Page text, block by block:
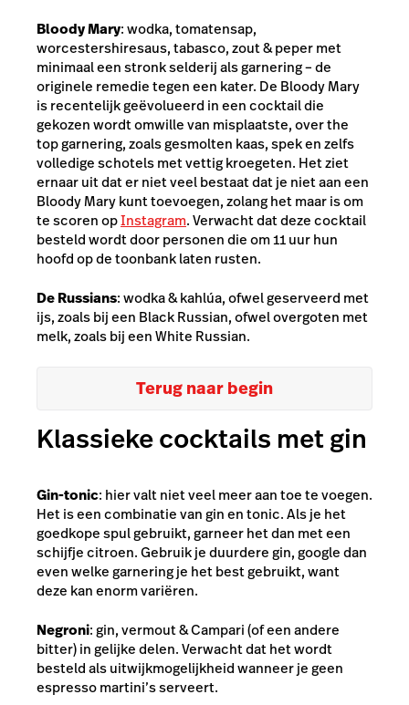
Bloody Mary: wodka, tomatensap,
worcestershiresaus, tabasco, zout & peper met
minimaal een stronk selderij als garnering – de
originele remedie tegen een kater. De Bloody Mary
is recentelijk geëvolueerd in een cocktail die
gekozen wordt omwille van misplaatste,over the
topgarnering, zoals gesmolten kaas, spek en zelfs
volledige schotels met vettig kroegeten. Het ziet
ernaar uit dat er niet veel bestaat dat je niet aan een
Bloody Mary kunt toevoegen, zolang het maar is om
te scoren opInstagram. Verwacht dat deze cocktail
besteld wordt door personen die om 11 uur hun
hoofd op de toonbank laten rusten.
De Russians: wodka & kahlúa, ofwel geserveerd met
ijs, zoals bij een Black Russian, ofwel overgoten met
melk, zoals bij een White Russian.
Terug naar begin
Klassieke cocktails met gin
Gin-tonic: hier valt niet veel meer aan toe te voegen.
Het is een combinatie van gin en tonic. Als je het
goedkope spul gebruikt, garneer het dan met een
schijfje citroen. Gebruik je duurdere gin, google dan
even welke garnering je het best gebruikt, want
deze kan enorm variëren.
Negroni: gin, vermout & Campari (of een andere
bitter) in gelijke delen. Verwacht dat het wordt
besteld als uitwijkmogelijkheid wanneer je geen
espresso martini’s serveert.